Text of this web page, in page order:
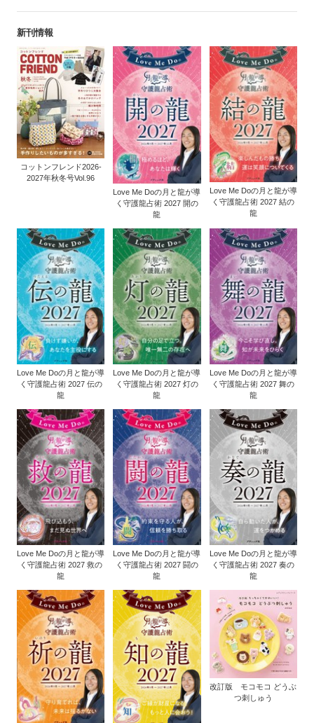
新刊情報
コットンフレンド2026-
2027年秋冬号Vol.96
Love Me Doの月と龍が導
く守護龍占術 2027 開の
龍
Love Me Doの月と龍が導
く守護龍占術 2027 結の
龍
Love Me Doの月と龍が導
く守護龍占術 2027 伝の
龍
Love Me Doの月と龍が導
く守護龍占術 2027 灯の
龍
Love Me Doの月と龍が導
く守護龍占術 2027 舞の
龍
Love Me Doの月と龍が導
く守護龍占術 2027 救の
龍
Love Me Doの月と龍が導
く守護龍占術 2027 闘の
龍
Love Me Doの月と龍が導
く守護龍占術 2027 奏の
龍
改訂版 モコモコ どうぶ
つ刺しゅう